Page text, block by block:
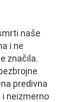
naše
i ne
značila.
predivna
neizmerno